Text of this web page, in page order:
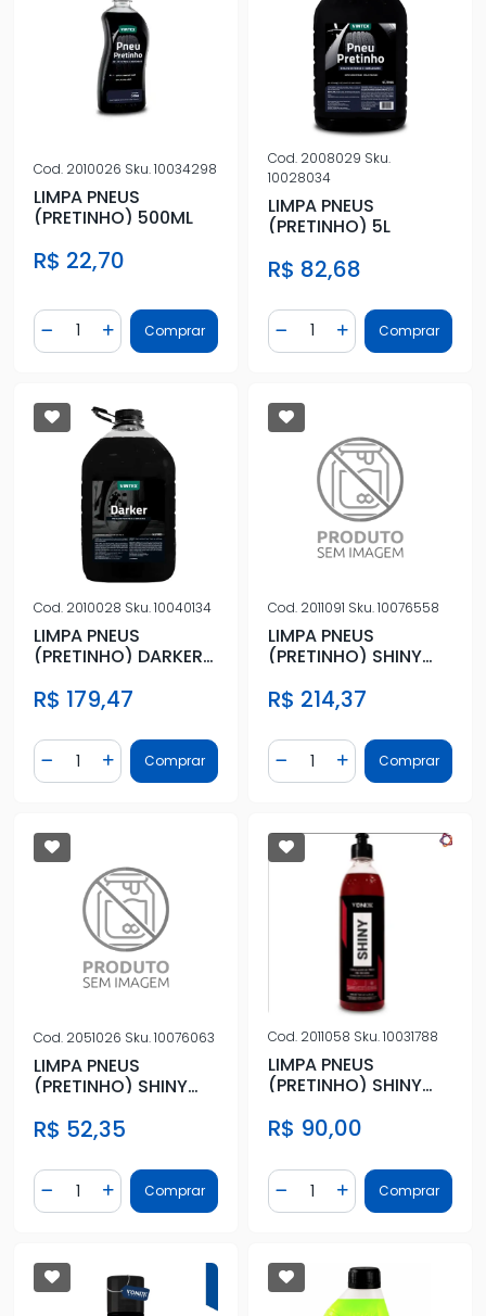
Cod. 2010026 Sku.10034298
LIMPA PNEUS
(PRETINHO) 500ML
R$ 22,70
Diminuir Quantidade
Quantidade
Adicionar Quantidade
Comprar
Cod. 2008029 Sku.
10028034
LIMPA PNEUS
(PRETINHO) 5L
R$ 82,68
Diminuir Quantidade
Quantidade
AdicionarComprar
Cod. 2010028 Sku.10040134
LIMPA PNEUS
(PRETINHO) DARKER
R$ 179,47
Diminuir Quantidade
Quantidade
Adicionar Quantidade
Comprar
Cod. 2011091 Sku.10076558
LIMPA PNEUS
(PRETINHO) SHINY
R$ 214,37
Diminuir Quantidade
Quantidade
AdicionarComprar
Cod. 2051026 Sku.10076063
LIMPA PNEUS
(PRETINHO) SHINY
R$ 52,35
Diminuir Quantidade
Quantidade
Adicionar Quantidade
Comprar
Cod. 2011058 Sku.10031788
LIMPA PNEUS
(PRETINHO) SHINY
R$ 90,00
Diminuir Quantidade
Quantidade
AdicionarComprar